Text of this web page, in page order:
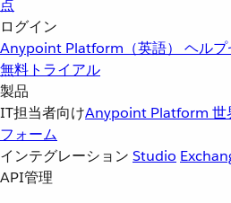
点
ログイン
Anypoint Platform（英語） ヘルプ
無料トライアル
製品
IT担当者向けAnypoint Platform 世
フォーム
インテグレーション Studio
API管理